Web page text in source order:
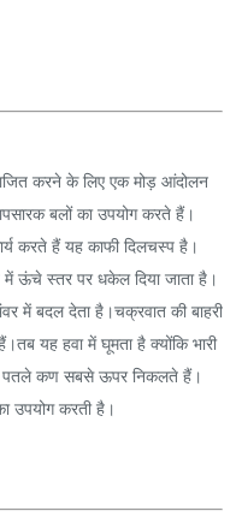
करने के लिए एक मोड़ आंदोलन
बलों का उपयोग करते हैं।
करते हैं यह काफी दिलचस्प है।
में ऊंचे स्तर पर धकेल दिया जाता है।
में बदल देता है।चक्रवात की बाहरी
यह हवा में घूमता है क्योंकि भारी
पतले कण सबसे ऊपर निकलते हैं।
उपयोग करती है।